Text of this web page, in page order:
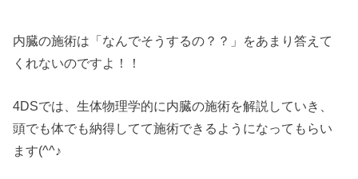
内臓の施術は「なんでそうするの？？」をあまり答えて
くれないのですよ！！
4DSでは、生体物理学的に内臓の施術を解説していき、
頭でも体でも納得してて施術できるようになってもらい
ます(^^♪